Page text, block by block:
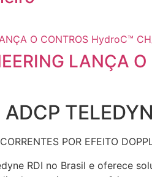
LANÇA
POR EFEITO
RDI no Brasil e oferece